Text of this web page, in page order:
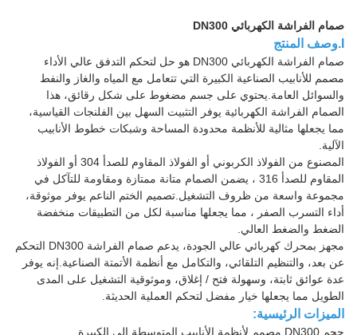
صمام الفراشة الكهربائي DN300
صمام الفراشة الكهربائي DN300 هو حل لتحكم التدفق عالي الأداء
مصمم للأنابيب الصناعية الكبيرة التي تتعامل مع المياه والغاز والنفط
والسوائل العامة.يحتوي على جسم مضغوط على شكل رقائق، هذا
الصمام الفراشة الكهربائية يوفر التثبيت السهل بين الفلنجات القياسية،
مما يجعلها مثالية للأنظمة محدودة المساحة وشبكات خطوط الأنابيب
الآلية.
المصنوع من الفولاذ الكربوني أو الفولاذ المقاوم للصدأ 304 أو الفولاذ
المقاوم للصدأ 316 ، يضمن الصمام متانة ممتازة ومقاومة للتآكل في
مجموعة واسعة من ظروف التشغيل.تصميم الختم الناعم يوفر موثوقة،
أداء التسرب الصفر ، مما يجعلها مناسبة لكل من التطبيقات منخفضة
الضغط والضغط العالي.
مجهز بمحرك كهربائي عالي الجودة، يدعم صمام الفراشة DN300 التحكم
عن بعد، والتنظيم التلقائي، والتكامل مع أنظمة الأتمتة الصناعية.إنه يوفر
عدة عوائق ثابتة، وسهولة فتح / إغلاق، وموثوقية التشغيل على المدى
الطويل مما يجعلها خيار مفضل لتحكم العملية الحديثة.
الميزات الرئيسية:
حجم DN300 مصمم لأنظمة الأنابيب المتوسطة إلى الكبيرة